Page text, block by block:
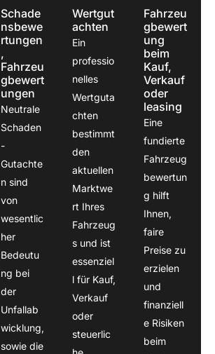
Mal
passi
ert
ich
war
bei
Herr
sehr
gut
en.Ein
guter
Sach
ndiger
.
weiter
empfe
hlen!
Schade
nsbewe
rtungen
,
Fahrzeu
gbewert
ungen
Neutrale
Schaden
-
Gutachte
n sind
von
wesentlic
her
Bedeutu
ng bei
der
Unfallab
wicklung,
sowie die
Wertgut
achten
Ein
professio
nelles
Wertguta
chten
bestimmt
den
aktuellen
Marktwe
rt Ihres
Fahrzeug
s und ist
essenziel
l für Kauf,
Verkauf
oder
steuerlic
Fahrzeu
gbewert
ung
beim
Kauf,
Verkauf
oder
leasing
Eine
fundierte
Fahrzeug
bewertun
g hilft
Ihnen,
faire
Preise zu
erzielen
und
finanziell
e Risiken
beim